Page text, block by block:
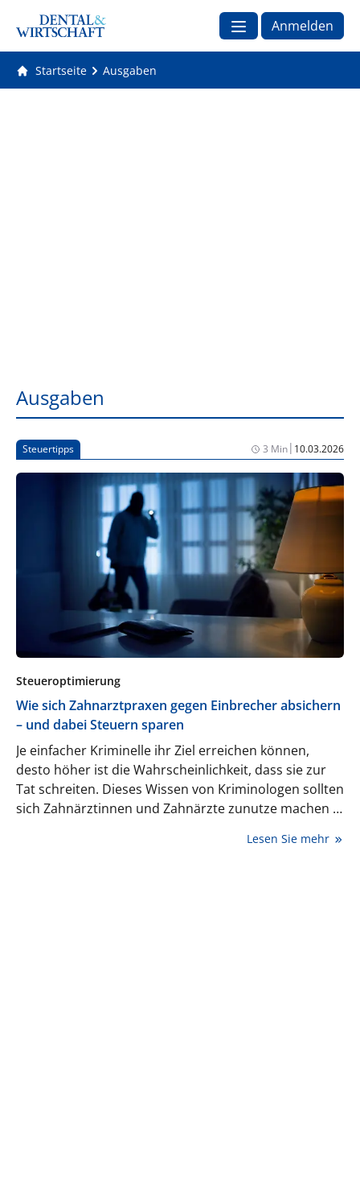
Anmelden
Startseite Ausgaben
Ausgaben
Steuertipps 3 Min| 10.03.2026
Steueroptimierung
Wie sich Zahnarztpraxen gegen Einbrecher absichern
– und dabei Steuern sparen
Je einfacher Kriminelle ihr Ziel erreichen können,
desto höher ist die Wahrscheinlichkeit, dass sie zur
Tat schreiten. Dieses Wissen von Kriminologen sollten
sich Zahnärztinnen und Zahnärzte zunutze machen –
Lesen Sie mehr